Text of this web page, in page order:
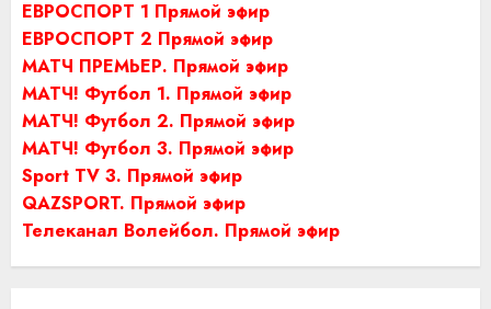
ЕВРОСПОРТ 1 Прямой эфир
ЕВРОСПОРТ 2 Прямой эфир
МАТЧ ПРЕМЬЕР. Прямой эфир
МАТЧ! Футбол 1. Прямой эфир
МАТЧ! Футбол 2. Прямой эфир
МАТЧ! Футбол 3. Прямой эфир
Sport TV 3. Прямой эфир
QAZSPORT. Прямой эфир
Телеканал Волейбол. Прямой эфир